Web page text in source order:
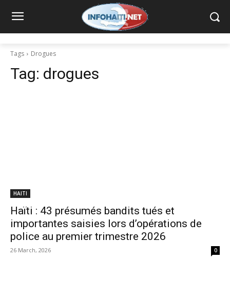
Tags Drogues
Tag: drogues
HAITI
Haïti : 43 présumés bandits tués et
importantes saisies lors d’opérations de
police au premier trimestre 2026
26 March, 2026 0